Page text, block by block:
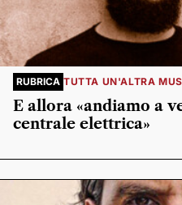
RUBRICA TUTTA UN'ALTRA
E allora «andiamo a
centrale elettrica»